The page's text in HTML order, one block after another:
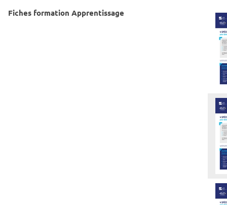
Fiches formation Apprentissage